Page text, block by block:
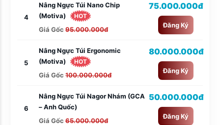
4
Nâng Ngực Túi Nano Chip
(Motiva)
HOT
Giá Gốc 95.000.000đ
75.000.000đ
Đăng Ký
5
Nâng Ngực Túi Ergonomic
(Motiva)
HOT
Giá Gốc 100.000.000đ
80.000.000đ
Đăng Ký
6
Nâng Ngực Túi Nagor Nhám (GCA
– Anh Quốc)
Giá Gốc 65.000.000đ
50.000.000đ
Đăng Ký